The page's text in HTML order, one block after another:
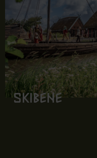
Skibene